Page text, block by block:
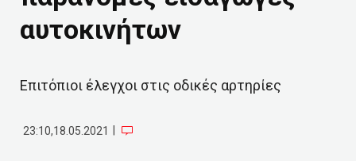
αυτοκινήτων
Επιτόπιοι έλεγχοι στις οδικές αρτηρίες
23:10,18.05.2021